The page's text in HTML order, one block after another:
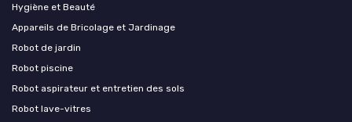
Hygiène et Beauté
Appareils de Bricolage et Jardinage
Robot de jardin
Robot piscine
Robot aspirateur et entretien des sols
Robot lave-vitres